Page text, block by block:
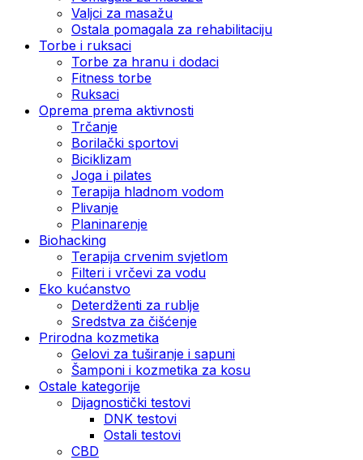
Valjci za masažu
Ostala pomagala za rehabilitaciju
Torbe i ruksaci
Torbe za hranu i dodaci
Fitness torbe
Ruksaci
Oprema prema aktivnosti
Trčanje
Borilački sportovi
Biciklizam
Joga i pilates
Terapija hladnom vodom
Plivanje
Planinarenje
Biohacking
Terapija crvenim svjetlom
Filteri i vrčevi za vodu
Eko kućanstvo
Deterdženti za rublje
Sredstva za čišćenje
Prirodna kozmetika
Gelovi za tuširanje i sapuni
Šamponi i kozmetika za kosu
Ostale kategorije
Dijagnostički testovi
DNK testovi
Ostali testovi
CBD